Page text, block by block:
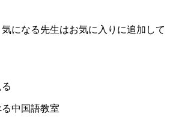
になる先生はお気に入りに追加して
中国語教室